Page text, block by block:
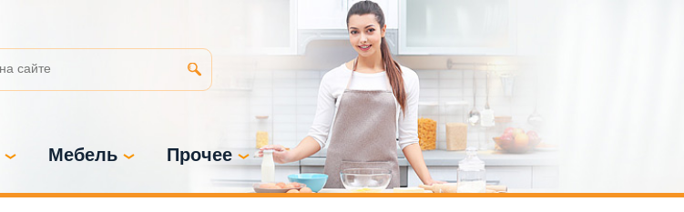
Мебель Прочее